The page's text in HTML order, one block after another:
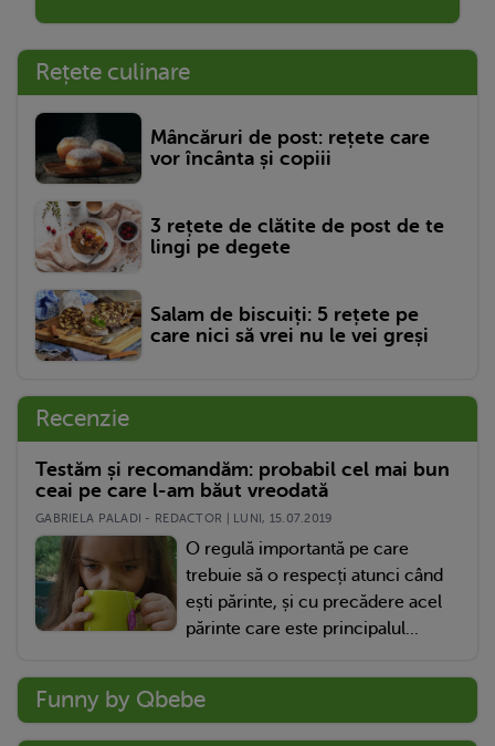
Rețete culinare
Mâncăruri de post: rețete care
vor încânta și copiii
3 rețete de clătite de post de te
lingi pe degete
Salam de biscuiți: 5 rețete pe
care nici să vrei nu le vei greși
Recenzie
Testăm și recomandăm: probabil cel mai bun
ceai pe care l-am băut vreodată
GABRIELA PALADI - REDACTOR | LUNI, 15.07.2019
O regulă importantă pe care
trebuie să o respecți atunci când
ești părinte, și cu precădere acel
părinte care este principalul...
Funny by Qbebe